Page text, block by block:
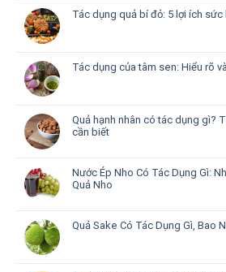
Tác dụng quả bí đỏ: 5 lợi ích
Tác dụng của tâm sen: Hiểu rõ
Quả hạnh nhân có tác dụng gì?
cần biết
Nước Ép Nho Có Tác Dụng Gì:
Quả Nho
Quả Sake Có Tác Dụng Gì, Bao